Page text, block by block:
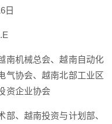
日
南机械总会、越南自动化
气协会、越南北部工业区
资企业协会
、越南投资与计划部、